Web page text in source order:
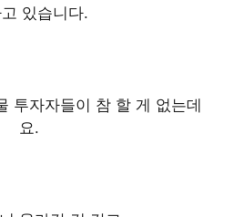
있습니다.
투자자들이 참 할 게 없는데
요.